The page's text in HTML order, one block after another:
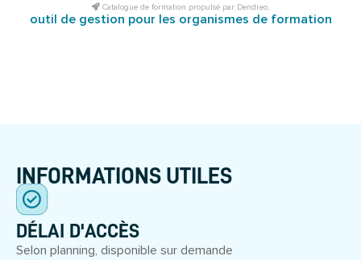
Catalogue de formation propulsé par Dendreo,
outil de gestion pour les organismes de formation
INFORMATIONS UTILES
DÉLAI D'ACCÈS
Selon planning, disponible sur demande